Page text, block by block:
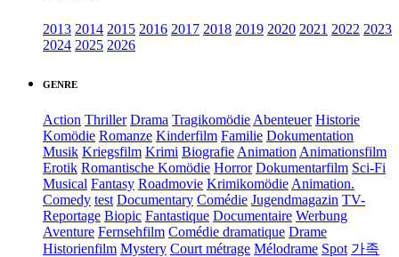
2013 2014 2015 2016 2017 2018 2019 2020 2021 2022 2023
2024 2025 2026
GENRE
Action Thriller Drama Tragikomödie Abenteuer Historie
Komödie Romanze Kinderfilm Familie Dokumentation
Musik Kriegsfilm Krimi Biografie Animation Animationsfilm
Erotik Romantische Komödie Horror Dokumentarfilm Sci-Fi
Musical Fantasy Roadmovie Krimikomödie Animation.
Comedy test Documentary Comédie Jugendmagazin TV-
Reportage Biopic Fantastique Documentaire Werbung
Aventure Fernsehfilm Comédie dramatique Drame
Historienfilm Mystery Court métrage Mélodrame Spot 가족